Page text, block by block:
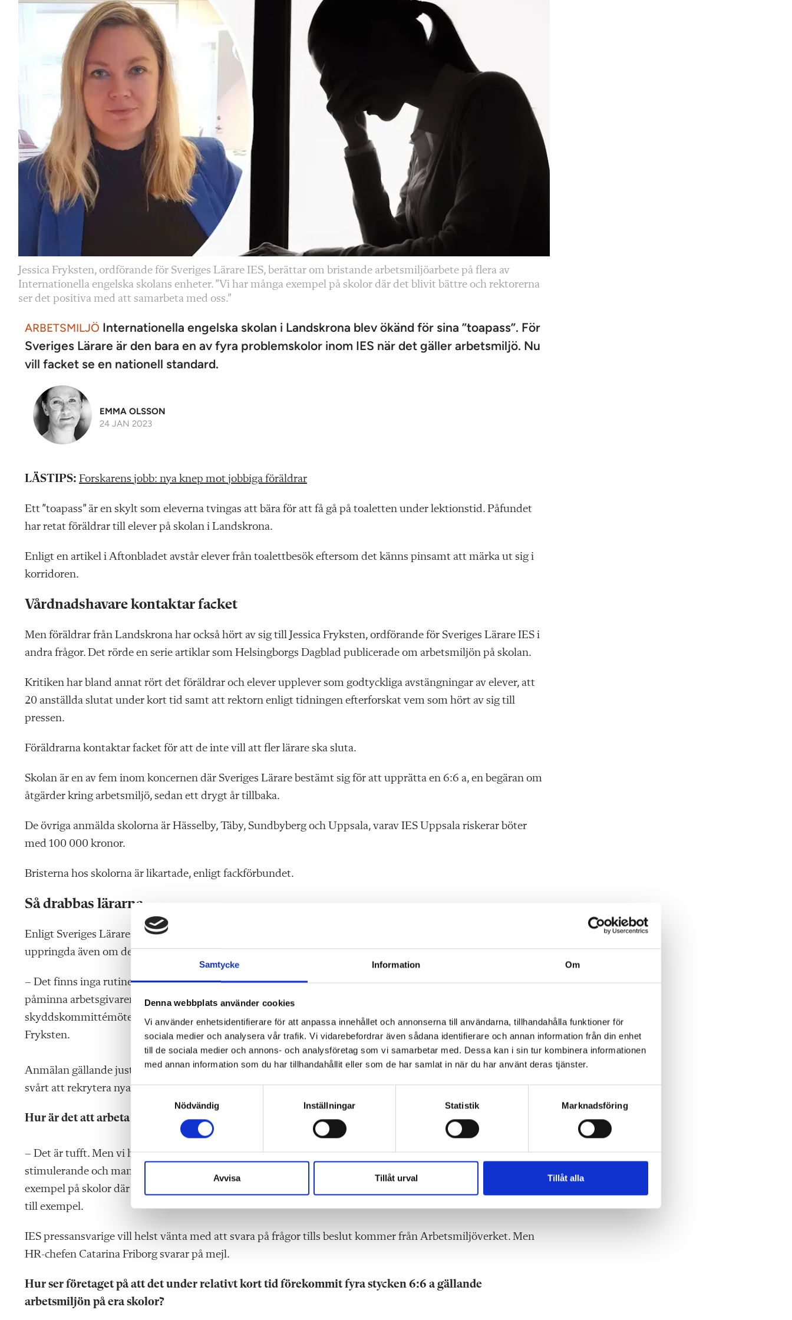
Samtycke Information Om
Denna webbplats använder cookies
Vi använder enhetsidentifierare för att anpassa innehållet och annonserna till användarna, tillhandahålla funktioner för
sociala medier och analysera vår trafik. Vi vidarebefordrar även sådana identifierare och annan information från din enhet
till de sociala medier och annons- och analysföretag som vi samarbetar med. Dessa kan i sin tur kombinera informationen
med annan information som du har tillhandahållit eller som de har samlat in när du har använt deras tjänster.
S
k
s
a
Nödvändig Inställningar Statistik Marknadsföring
Avvisa Tillåt urval Tillåt alla
Jessica Fryksten, ordförande för Sveriges Lärare IES, berättar om bristande arbetsmiljöarbete på flera av
Internationella engelska skolans enheter. ”Vi har många exempel på skolor där det blivit bättre och rektorerna
ser det positiva med att samarbeta med oss.”
ARBETSMILJÖ Internationella engelska skolan i Landskrona blev ökänd för sina ”toapass”. För
Sveriges Lärare är den bara en av fyra problemskolor inom IES när det gäller arbetsmiljö. Nu
vill facket se en nationell standard.
EMMA OLSSON
24 JAN 2023
LÄSTIPS: Forskarens jobb: nya knep mot jobbiga föräldrar
Ett ”toapass” är en skylt som eleverna tvingas att bära för att få gå på toaletten under lektionstid. Påfundet
har retat föräldrar till elever på skolan i Landskrona.
Enligt en artikel i Aftonbladet avstår elever från toalettbesök eftersom det känns pinsamt att märka ut sig i
korridoren.
Vårdnadshavare kontaktar facket
Men föräldrar från Landskrona har också hört av sig till Jessica Fryksten, ordförande för Sveriges Lärare IES i
andra frågor. Det rörde en serie artiklar som Helsingborgs Dagblad publicerade om arbetsmiljön på skolan.
Kritiken har bland annat rört det föräldrar och elever upplever som godtyckliga avstängningar av elever, att
20 anställda slutat under kort tid samt att rektorn enligt tidningen efterforskat vem som hört av sig till
pressen.
Föräldrarna kontaktar facket för att de inte vill att fler lärare ska sluta.
Skolan är en av fem inom koncernen där Sveriges Lärare bestämt sig för att upprätta en 6:6 a, en begäran om
åtgärder kring arbetsmiljö, sedan ett drygt år tillbaka.
De övriga anmälda skolorna är Hässelby, Täby, Sundbyberg och Uppsala, varav IES Uppsala riskerar böter
med 100 000 kronor.
Bristerna hos skolorna är likartade, enligt fackförbundet.
Så drabbas lärarna
Enligt Sveriges Lärares anmälningar drabbas lärare av panikångest, hinner inte gå på toaletten och blir
uppringda även om de vabbar eller är sjuka.
– Det finns inga rutiner för uppföljning, personal vet inte hur man gör tillbudsrapporter, vi i facket måste
påminna arbetsgivaren samt visa hur man gör anmälningar om arbetsskada. Det är vi som måste kalla till
skyddskommittémöten. När de fackliga gör detta får vi ett motstånd, i stället för samarbete, säger Jessica
Fryksten.
Anmälan gällande just Landskrona skickades aldrig in eftersom skyddsombudet slutat. Det har också varit
svårt att rekrytera nya ombud, eftersom rollen varit utsatt, enligt Jessica Fryksten.
Hur är det att arbeta fackligt inom din koncern?
– Det är tufft. Men vi har ombud på nästan varenda skola så det finns mycket att göra och då blir det
stimulerande och man utvecklas av att lära sig så mycket. Det gör att vi får starka ombud. Och vi har många
exempel på skolor där det blivit bättre och rektorerna det positiva med att samarbeta med oss. Som i Täby,
till exempel.
IES pressansvarige vill helst vänta med att svara på frågor tills beslut kommer från Arbetsmiljöverket. Men
HR-chefen Catarina Friborg svarar på mejl.
Hur ser företaget på att det under relativt kort tid förekommit fyra stycken 6:6 a gällande
arbetsmiljön på era skolor?